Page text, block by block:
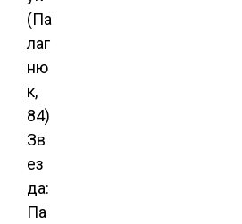
(Па
лаг
ню
к,
84)
Зв
ез
да:
Па